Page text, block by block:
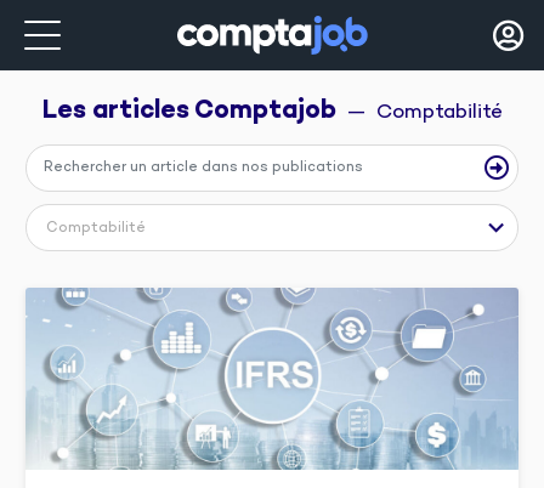
Les articles Comptajob —  Comptabilité
Comptabilité